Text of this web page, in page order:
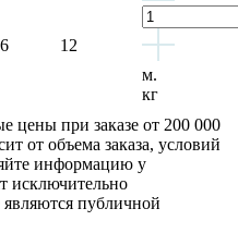
12
м.
кг
цены при заказе от 200 000
от объема заказа, условий
информацию у
исключительно
публичной